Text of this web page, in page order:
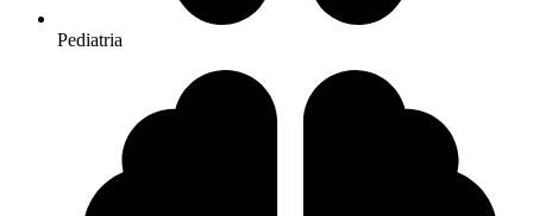
Pediatria